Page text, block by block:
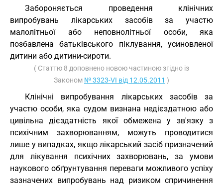
Забороняється проведення клінічних
випробувань лікарських засобів за участю
малолітньої або неповнолітньої особи, яка
позбавлена батьківського піклування, усиновленої
дитини або дитини-сироти.
( Статтю 8 доповнено новою частиною згідно із
Законом № 3323-VI від 12.05.2011 )
Клінічні випробування лікарських засобів за
участю особи, яка судом визнана недієздатною або
цивільна дієздатність якої обмежена у зв'язку з
психічним захворюванням, можуть проводитися
лише у випадках, якщо лікарський засіб призначений
для лікування психічних захворювань, за умови
наукового обґрунтування переваги можливого успіху
зазначених випробувань над ризиком спричинення